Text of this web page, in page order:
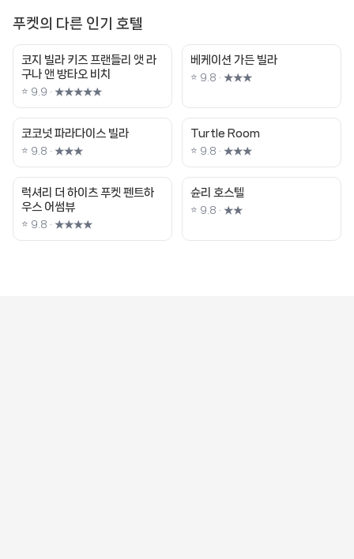
푸켓의 다른 인기 호텔
코지 빌라 키즈 프랜들리 앳 라
구나 앤 방타오 비치
⭐ 9.9 · ★★★★★
베케이션 가든 빌라
⭐ 9.8 · ★★★
코코넛 파라다이스 빌라
⭐ 9.8 · ★★★
Turtle Room
⭐ 9.8 · ★★★
럭셔리 더 하이츠 푸켓 펜트하
우스 어썸뷰
⭐ 9.8 · ★★★★
슌리 호스텔
⭐ 9.8 · ★★